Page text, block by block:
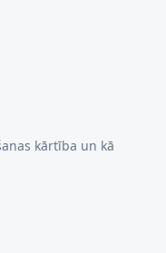
kārtība un kā